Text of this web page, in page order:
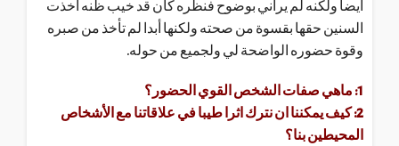
أيضا ولكنه لم يرأني بوضوح فنظره كان قد خيب ظنه أخذت
السنين حقها بقسوة من صحته ولكنها أبدا لم تأخذ من صبره
وقوة حضوره الواضحة لي ولجميع من حوله.
1: ماهي صفات الشخص القوي الحضور؟
2: كيف يمكننا ان نترك اثرا طيبا في علاقاتنا مع الأشخاص
المحيطين بنا؟